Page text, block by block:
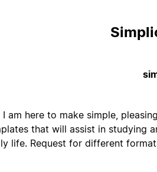
Hello, I am here to make simple,
templates that will assist in
in daily life. Request for different